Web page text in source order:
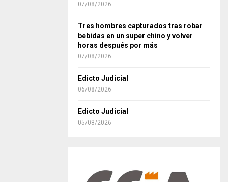
07/08/2026
Tres hombres capturados tras robar
bebidas en un super chino y volver
horas después por más
07/08/2026
Edicto Judicial
06/08/2026
Edicto Judicial
05/08/2026